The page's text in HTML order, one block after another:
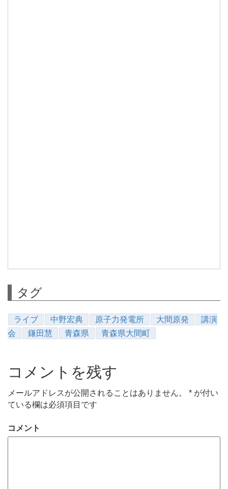
タグ
ライブ 中野宏典 原子力発電所 大間原発
講演
会
鎌田慧 青森県 青森県大間町
コメントを残す
メールアドレスが公開されることはありません。 * が付い
ている欄は必須項目です
コメント